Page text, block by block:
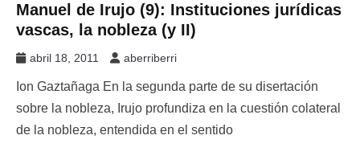
Manuel de Irujo (9): Instituciones jurídicas
vascas, la nobleza (y II)
abril 18, 2011 aberriberri
Ion Gaztañaga En la segunda parte de su disertación
sobre la nobleza, Irujo profundiza en la cuestión colateral
de la nobleza, entendida en el sentido